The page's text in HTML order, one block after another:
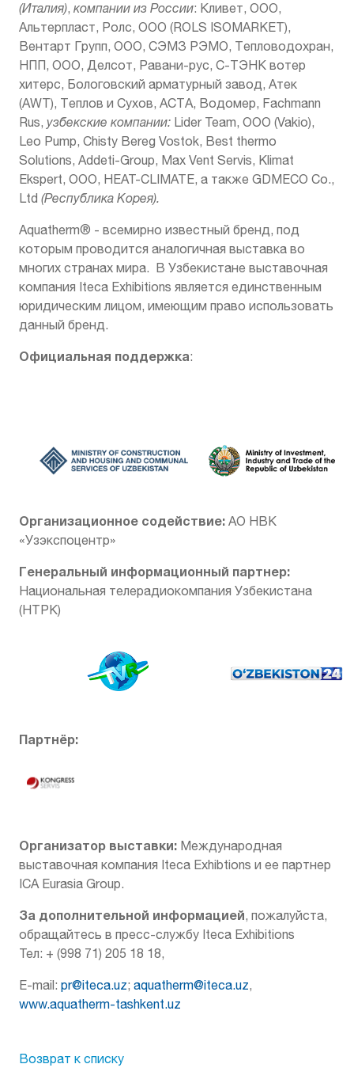
(Италия), компании из России: Кливет, ООО,
Альтерпласт, Ролс, ООО (ROLS ISOMARKET),
Вентарт Групп, ООО, СЭМЗ РЭМО, Тепловодохран,
НПП, ООО, Делсот, Равани-рус, С-ТЭНК вотер
хитерс, Бологовский арматурный завод, Атек
(AWT), Теплов и Сухов, АСТА, Водомер, Fachmann
Rus, узбекские компании: Lider Team, ООО (Vakio),
Leo Pump, Chisty Bereg Vostok, Best thermo
Solutions, Addeti-Group, Max Vent Servis, Klimat
Ekspert, OOO, HEAT-CLIMATE, а также GDMECO Co.,
Ltd (Республика Корея).
Aquatherm® - всемирно известный бренд, под
которым проводится аналогичная выставка во
многих странах мира. В Узбекистане выставочная
компания Iteca Exhibitions является единственным
юридическим лицом, имеющим право использовать
данный бренд.
Официальная поддержка:
Организационное содействие: АО НВК
«Узэкспоцентр»
Генеральный информационный партнер:
Национальная телерадиокомпания Узбекистана
(НТРК)
Партнёр:
Организатор выставки: Международная
выставочная компания Iteca Exhibtions и ее партнер
ICA Eurasia Group.
За дополнительной информацией, пожалуйста,
обращайтесь в пресс-службу Iteca Exhibitions
Teл: + (998 71) 205 18 18,
E-mail: pr@iteca.uz; aquatherm@iteca.uz,
www.aquatherm-tashkent.uz
Возврат к списку